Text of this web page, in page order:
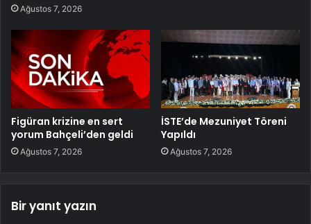
Ağustos 7, 2026
Figüran krizine en sert
yorum Bahçeli’den geldi
Ağustos 7, 2026
İSTE’de Mezuniyet Töreni
Yapıldı
Ağustos 7, 2026
Bir yanıt yazın